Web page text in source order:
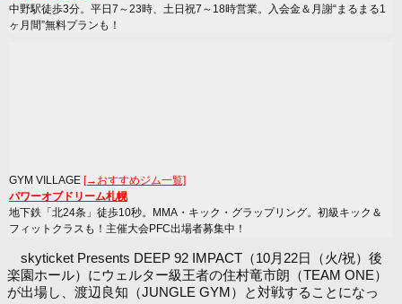
中野駅徒歩3分。平日7～23時、土日祝7～18時営業。入会金＆月謝“まるまる1
ヶ月間”無料プランも！
GYM VILLAGE [→おすすめジム一覧]
パワーオブドリーム札幌
地下鉄「北24条」徒歩10秒。MMA・キック・グラップリング。初級キック＆
フィットクラスも！主催大会PFC出場者募集中！
skyticket Presents DEEP 92 IMPACT（10月22日（火/祝）後
楽園ホール）にウェルター級王者の住村竜市朗（TEAM ONE）
が出場し、渡辺良知（JUNGLE GYM）と対戦することになっ